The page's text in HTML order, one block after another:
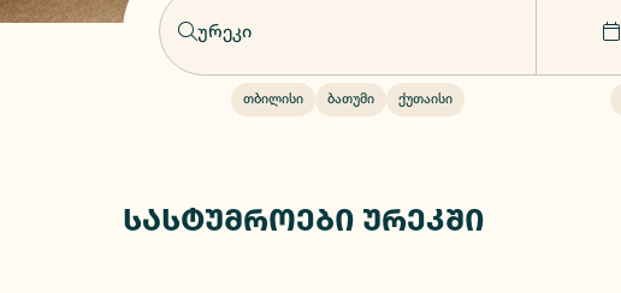
თბილისი ბათუმი ქუთაისი
სასტუმროები ურეკში